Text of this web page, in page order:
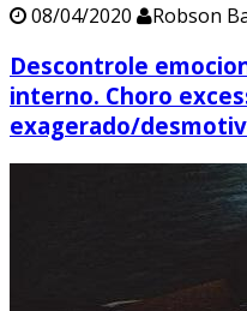
08/04/2020
Robson
Descontrole
interno. Choro
exagerado/